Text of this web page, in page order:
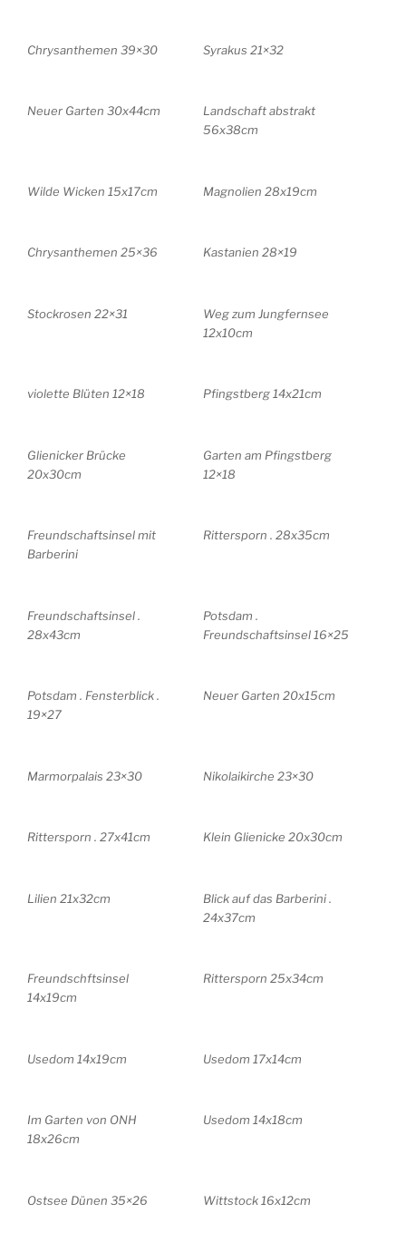
Chrysanthemen 39×30 Syrakus 21×32
Neuer Garten 30x44cm
Landschaft abstrakt
56x38cm
Wilde Wicken 15x17cm Magnolien 28x19cm
Chrysanthemen 25×36 Kastanien 28×19
Stockrosen 22×31
Weg zum Jungfernsee
12x10cm
violette Blüten 12×18 Pfingstberg 14x21cm
Glienicker Brücke
20x30cm
Garten am Pfingstberg
12×18
Freundschaftsinsel mit
Barberini
Rittersporn . 28x35cm
Freundschaftsinsel .
28x43cm
Potsdam .
Freundschaftsinsel 16×25
Potsdam . Fensterblick .
19×27
Neuer Garten 20x15cm
Marmorpalais 23×30 Nikolaikirche 23×30
Rittersporn . 27x41cm Klein Glienicke 20x30cm
Lilien 21x32cm
Blick auf das Barberini .
24x37cm
Freundschftsinsel
14x19cm
Rittersporn 25x34cm
Usedom 14x19cm Usedom 17x14cm
Im Garten von ONH
18x26cm
Usedom 14x18cm
Ostsee Dünen 35×26 Wittstock 16x12cm